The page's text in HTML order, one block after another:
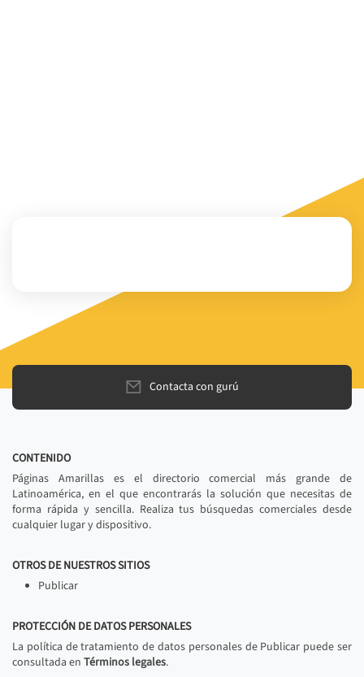
Contacta con gurú
CONTENIDO
Páginas Amarillas es el directorio comercial más grande de
Latinoamérica, en el que encontrarás la solución que necesitas de
forma rápida y sencilla. Realiza tus búsquedas comerciales desde
cualquier lugar y dispositivo.
OTROS DE NUESTROS SITIOS
Publicar
PROTECCIÓN DE DATOS PERSONALES
La política de tratamiento de datos personales de Publicar puede ser
consultada en Términos legales.